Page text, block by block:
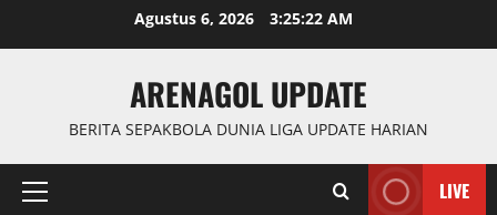
Agustus 6, 2026 3:25:23 AM
ARENAGOL UPDATE
BERITA SEPAKBOLA DUNIA LIGA UPDATE HARIAN
Primary
LIVE